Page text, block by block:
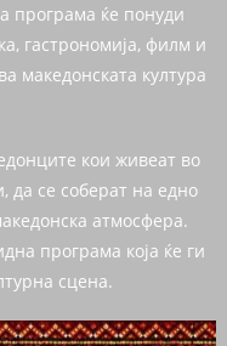
програма ќе понуди
гастрономија, филм и
македонската култура
кои живеат во
да се соберат на едно
атмосфера.
програма која ќе ги
сцена.